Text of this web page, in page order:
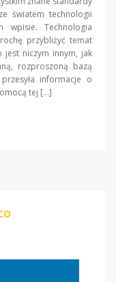
światem technologii
wpisie. Technologia
przybliżyć temat
jest niczym innym, jak
rozproszoną bazą
informacje o
tej […]